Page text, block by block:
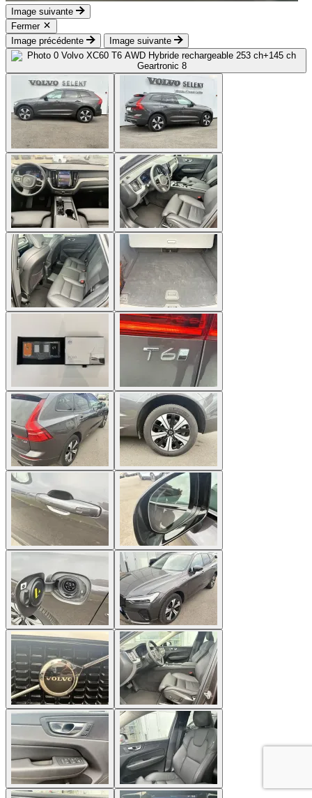
Image suivante
Fermer
Image précédente
Image suivante